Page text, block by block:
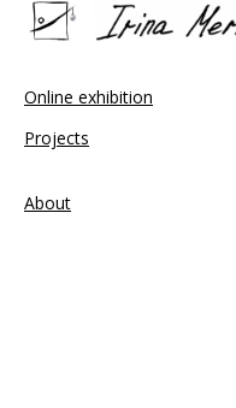
Online exhibition
Projects
About